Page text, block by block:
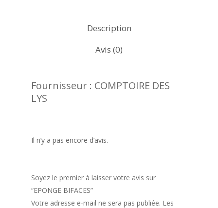
Description
Avis (0)
Fournisseur : COMPTOIRE DES
LYS
Il n’y a pas encore d’avis.
Soyez le premier à laisser votre avis sur
“EPONGE BIFACES”
Votre adresse e-mail ne sera pas publiée. Les